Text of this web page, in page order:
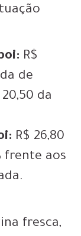
R$
de
da
R$ 26,80
frente aos
fresca,